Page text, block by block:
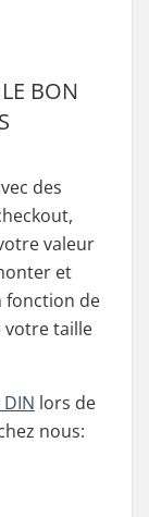
BON
des
valeur
et
fonction de
votre taille
lors de
nous: